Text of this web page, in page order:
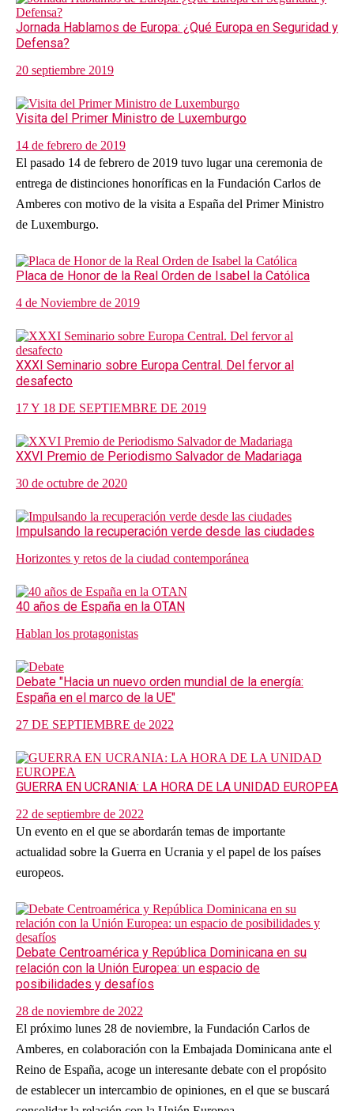
Jornada Hablamos de Europa: ¿Qué Europa en Seguridad y
Defensa?
20 septiembre 2019
Visita del Primer Ministro de Luxemburgo
14 de febrero de 2019
El pasado 14 de febrero de 2019 tuvo lugar una ceremonia de
entrega de distinciones honoríficas en la Fundación Carlos de
Amberes con motivo de la visita a España del Primer Ministro
de Luxemburgo.
Placa de Honor de la Real Orden de Isabel la Católica
4 de Noviembre de 2019
XXXI Seminario sobre Europa Central. Del fervor al
desafecto
17 Y 18 DE SEPTIEMBRE DE 2019
XXVI Premio de Periodismo Salvador de Madariaga
30 de octubre de 2020
Impulsando la recuperación verde desde las ciudades
Horizontes y retos de la ciudad contemporánea
40 años de España en la OTAN
Hablan los protagonistas
Debate "Hacia un nuevo orden mundial de la energía:
España en el marco de la UE"
27 DE SEPTIEMBRE de 2022
GUERRA EN UCRANIA: LA HORA DE LA UNIDAD EUROPEA
22 de septiembre de 2022
Un evento en el que se abordarán temas de importante
actualidad sobre la Guerra en Ucrania y el papel de los países
europeos.
Debate Centroamérica y República Dominicana en su
relación con la Unión Europea: un espacio de
posibilidades y desafíos
28 de noviembre de 2022
El próximo lunes 28 de noviembre, la Fundación Carlos de
Amberes, en colaboración con la Embajada Dominicana ante el
Reino de España, acoge un interesante debate con el propósito
de establecer un intercambio de opiniones, en el que se buscará